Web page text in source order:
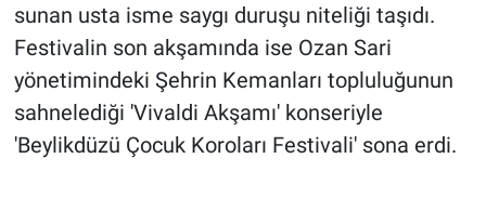
sunan usta isme saygı duruşu niteliği taşıdı.
Festivalin son akşamında ise Ozan Sari
yönetimindeki Şehrin Kemanları topluluğunun
sahnelediği 'Vivaldi Akşamı' konseriyle
'Beylikdüzü Çocuk Koroları Festivali' sona erdi.